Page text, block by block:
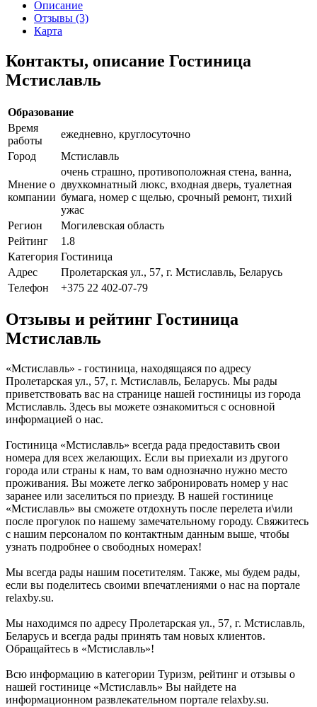
Описание
Отзывы (3)
Карта
Контакты, описание Гостиница
Мстиславль
Образование
Время
работы
ежедневно, круглосуточно
Город
Мстиславль
Мнение о
компании
очень страшно, противоположная стена, ванна,
двухкомнатный люкс, входная дверь, туалетная
бумага, номер с щелью, срочный ремонт, тихий
ужас
Регион
Могилевская область
Рейтинг
1.8
Категория Гостиница
Адрес
Пролетарская ул., 57, г. Мстиславль, Беларусь
Телефон
+375 22 402-07-79
Отзывы и рейтинг Гостиница
Мстиславль
«Мстиславль» - гостиница, находящаяся по адресу
Пролетарская ул., 57, г. Мстиславль, Беларусь. Мы рады
приветствовать вас на странице нашей гостиницы из города
Мстиславль. Здесь вы можете ознакомиться с основной
информацией о нас.
Гостиница «Мстиславль» всегда рада предоставить свои
номера для всех желающих. Если вы приехали из другого
города или страны к нам, то вам однозначно нужно место
проживания. Вы можете легко забронировать номер у нас
заранее или заселиться по приезду. В нашей гостинице
«Мстиславль» вы сможете отдохнуть после перелета и\или
после прогулок по нашему замечательному городу. Свяжитесь
с нашим персоналом по контактным данным выше, чтобы
узнать подробнее о свободных номерах!
Мы всегда рады нашим посетителям. Также, мы будем рады,
если вы поделитесь своими впечатлениями о нас на портале
relaxby.su.
Мы находимся по адресу Пролетарская ул., 57, г. Мстиславль,
Беларусь и всегда рады принять там новых клиентов.
Обращайтесь в «Мстиславль»!
Всю информацию в категории Туризм, рейтинг и отзывы о
нашей гостинице «Мстиславль» Вы найдете на
информационном развлекательном портале relaxby.su.